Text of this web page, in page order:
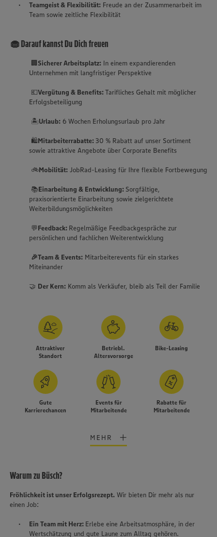
Wir setzen Cookies und andere Technologien ein, um Ihnen
ermöglichen. Wir verwenden Ihre Daten, um unsere
Website zu personalisieren und Ihnen möglichst relevante
Teamgeist & Flexibilität: Freude an der Zusammenarbeit im
Team sowie zeitliche Flexibilität
🧁 Darauf kannst Du Dich freuen
🏢Sicherer Arbeitsplatz: In einem expandierenden
Unternehmen mit langfristiger Perspektive
💶Vergütung & Benefits:Tarifliches Gehalt mit möglicher
Erfolgsbeteiligung
🏝️Urlaub: 6 Wochen Erholungsurlaub pro Jahr
🛍️Mitarbeiterrabatte: 30 % Rabatt auf unser Sortiment
sowie attraktive Angebote über Corporate Benefits
🚲Mobilität: JobRad-Leasing für Ihre flexible Fortbewegung
📚Einarbeitung & Entwicklung: Sorgfältige,
praxisorientierte Einarbeitung sowie zielgerichtete
Weiterbildungsmöglichkeiten
💬Feedback: Regelmäßige Feedbackgespräche zur
persönlichen und fachlichen Weiterentwicklung
🎉Team & Events: Mitarbeiterevents für ein starkes
Miteinander
🤝 Der Kern: Komm als Verkäufer, bleib als Teil der Familie
Attraktiver
Standort
Betriebl.
Altersvorsorge
Bike-Leasing
Gute
Karrierechancen
Events für
Mitarbeitende
Rabatte für
Mitarbeitende
MEHR
Warum zu Büsch?
Fröhlichkeit ist unser Erfolgsrezept. Wir bieten Dir mehr als nur
einen Job:
Ein Team mit Herz: Erlebe eine Arbeitsatmosphäre, in der
Wertschätzung und gute Laune zum Alltag gehören.